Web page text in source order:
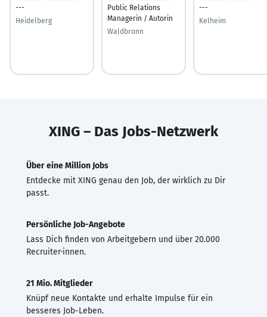
---
Heidelberg
Public Relations
Managerin / Autorin
Waldbronn
---
Kelheim
XING – Das Jobs-Netzwerk
Über eine Million Jobs
Entdecke mit XING genau den Job, der wirklich zu Dir
passt.
Persönliche Job-Angebote
Lass Dich finden von Arbeitgebern und über 20.000
Recruiter·innen.
21 Mio. Mitglieder
Knüpf neue Kontakte und erhalte Impulse für ein
besseres Job-Leben.